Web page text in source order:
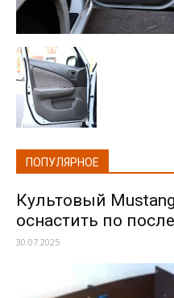
ПОПУЛЯРНОЕ
Культовый
оснастить по
30.07.2025